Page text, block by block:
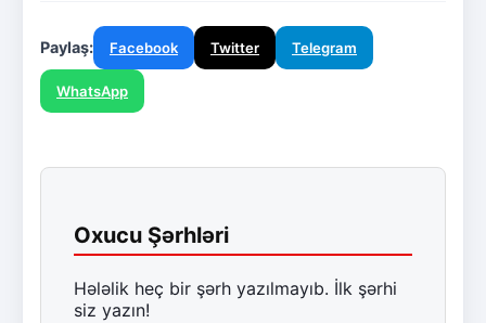
Paylaş: Facebook Twitter Telegram
WhatsApp
Oxucu Şərhləri
Hələlik heç bir şərh yazılmayıb. İlk şərhi
siz yazın!